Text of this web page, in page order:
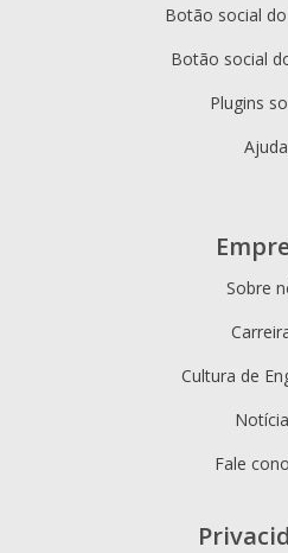
Botão social
Botão social
Plugins
Ajuda
Sobre
Cultura de
Fale